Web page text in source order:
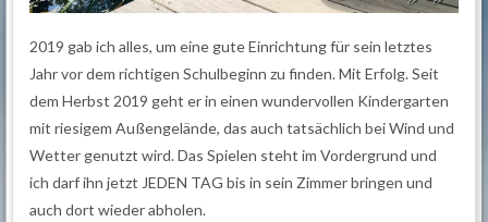
2019 gab ich alles, um eine gute Einrichtung für sein letztes
Jahr vor dem richtigen Schulbeginn zu finden. Mit Erfolg. Seit
dem Herbst 2019 geht er in einen wundervollen Kindergarten
mit riesigem Außengelände, das auch tatsächlich bei Wind und
Wetter genutzt wird. Das Spielen steht im Vordergrund und
ich darf ihn jetzt JEDEN TAG bis in sein Zimmer bringen und
auch dort wieder abholen.